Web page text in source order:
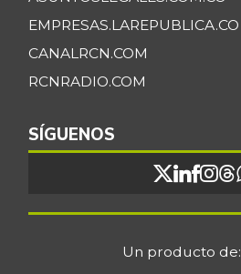
EMPRESAS.LAREPUBLICA.CO
CANALRCN.COM
RCNRADIO.COM
SÍGUENOS
Un producto de: